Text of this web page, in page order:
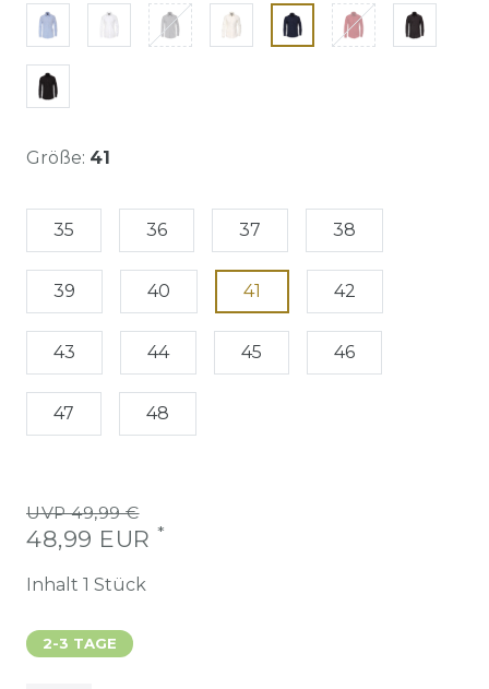
Größe: 41
35 36 37 38
39 40 41 42
43 44 45 46
47 48
UVP 49,99 €
48,99 EUR *
Inhalt 1 Stück
2-3 TAGE